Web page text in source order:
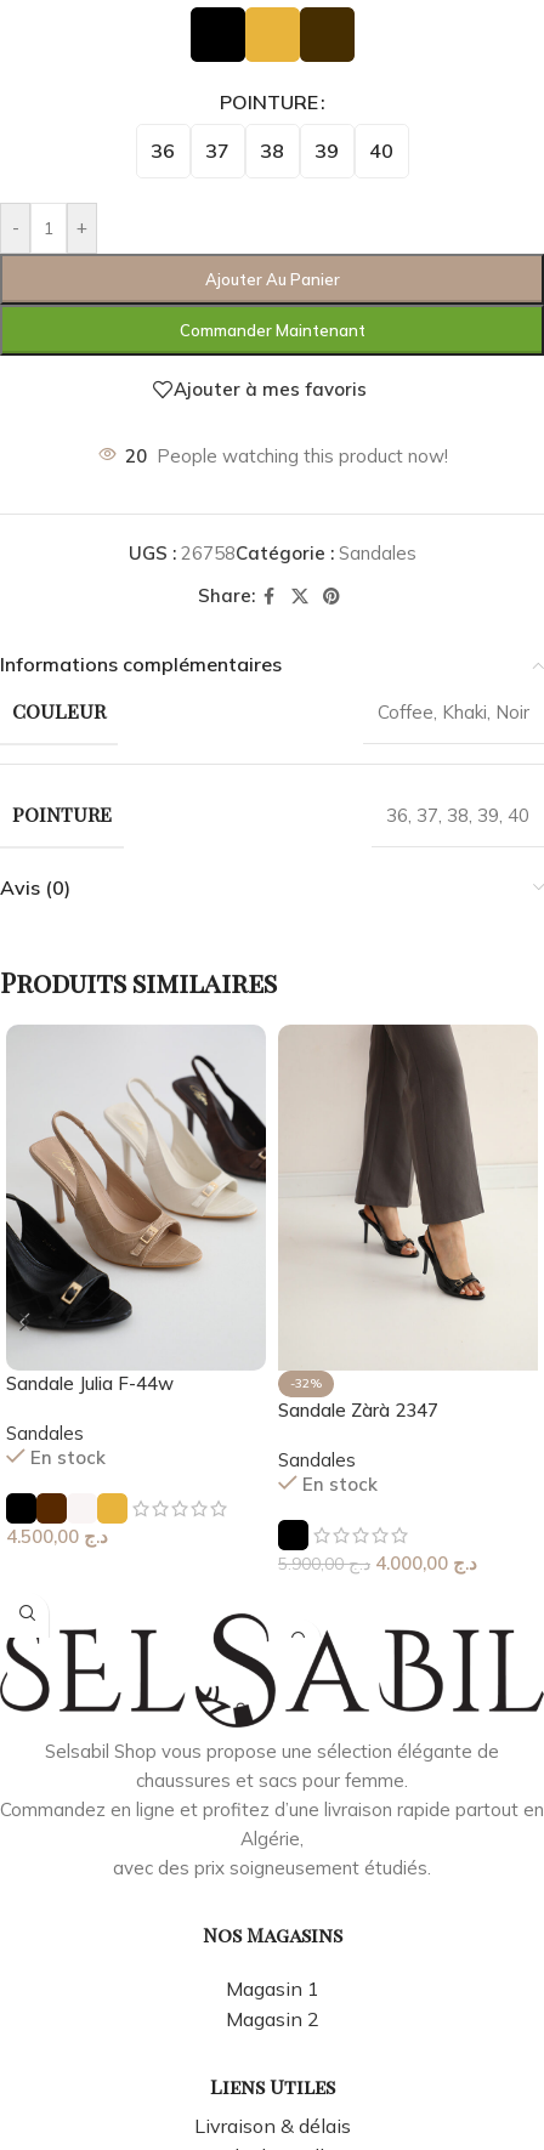
POINTURE
36 37 38 39 40
- +
Ajouter Au Panier
Commander Maintenant
Ajouter à mes favoris
20 People watching this product now!
UGS : 26758Catégorie : Sandales
Share:
Informations complémentaires
COULEUR Coffee Khaki Noir
POINTURE 36 37 38 39 40
Avis (0)
Produits similaires
Sandale Julia F-44w
Sandales
En stock
د.ج
-32%
Sandale Zàrà 2347
Sandales
En stock
د.ج5.900,00 د.ج
Selsabil Shop vous propose une sélection élégante de
chaussures et sacs pour femme.
Commandez en ligne et profitez d’une livraison rapide partout en
Algérie,
avec des prix soigneusement étudiés.
Nos Magasins
Magasin 1
Magasin 2
Liens Utiles
Livraison & délais